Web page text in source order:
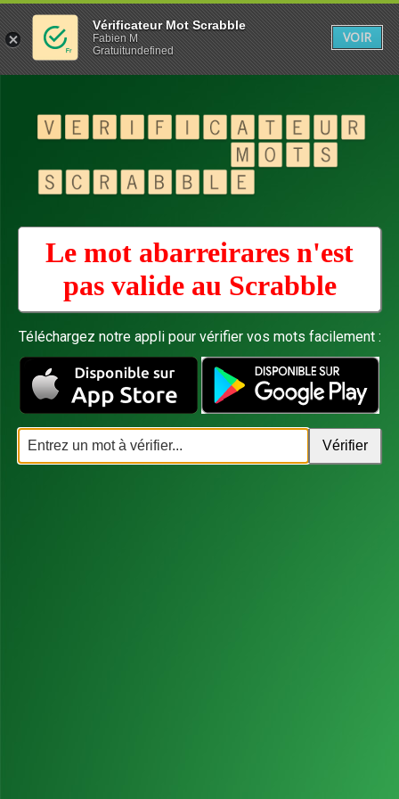
Le mot abarreirares n'est
pas valide au Scrabble
Téléchargez notre appli pour vérifier vos mots facilement :
Vérificateur Mot Scrabble
Fabien M
Gratuitundefined
VOIR